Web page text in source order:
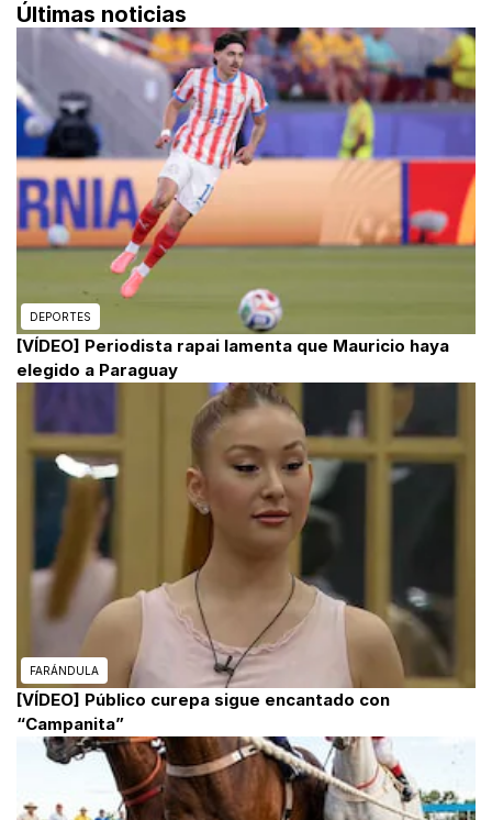
Últimas noticias
DEPORTES
[VÍDEO] Periodista rapai lamenta que Mauricio haya
elegido a Paraguay
FARÁNDULA
[VÍDEO] Público curepa sigue encantado con
“Campanita”